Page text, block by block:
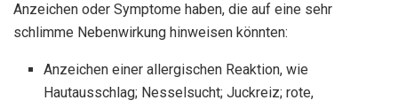
Anzeichen oder Symptome haben, die auf eine sehr
schlimme Nebenwirkung hinweisen könnten:
Anzeichen einer allergischen Reaktion, wie
Hautausschlag; Nesselsucht; Juckreiz; rote,